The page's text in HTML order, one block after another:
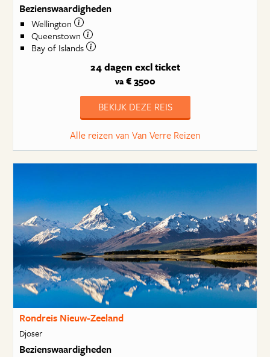
Bezienswaardigheden
Wellington
Queenstown
Bay of Islands
24 dagen excl ticket
va€ 3500
BEKIJK DEZE REIS
Alle reizen van Van Verre Reizen
Rondreis Nieuw-Zeeland
Djoser
Bezienswaardigheden